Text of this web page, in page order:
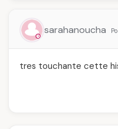
sarahanoucha
tres touchante cette